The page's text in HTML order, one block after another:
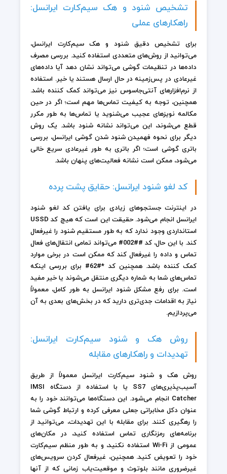
تشخیص شنود و هک سیم‌کارت ایرانسل:
راهکارهای عملی
برای تشخیص دقیق شنود و هک سیم‌کارت ایرانسل،
می‌توانید از روش‌های متعددی استفاده کنید. بررسی مصرف
داده‌ها در تنظیمات گوشی می‌تواند نشان دهد آیا داده‌های
غیرعادی در پس‌زمینه در حال ارسال هستند یا خیر. استفاده
از نرم‌افزارهای آنتی‌جاسوس نیز می‌تواند کمک کننده باشد.
همچنین، توجه به کیفیت تماس‌ها مهم است؛ اگر در حین
مکالمه نویزهای عجیب می‌شنوید یا تماس‌ها به طور مکرر
قطع می‌شوند، این می‌تواند نشانه شنود باشد. یک روش
دیگر برای نحوه فهمیدن شنود شدن گوشی ایرانسل، بررسی
باتری گوشی است؛ اگر باتری به طور غیرعادی سریع خالی
می‌شود، ممکن است نشانه فعالیت‌های پنهان باشد.
کد لغو شنود ایرانسل: حقایق پشت پرده
در اینترنت جستجوهای زیادی برای یافتن کد لغو شنود
ایرانسل انجام می‌شود. حقیقت این است که هیچ کد USSD
استانداردی وجود ندارد که به طور مستقیم شنود را غیرفعال
کند. با این حال، کد ##002# می‌تواند تمامی انتقال‌های فعال
تماس و داده را غیرفعال کند که ممکن است در برخی موارد
کمک کننده باشد. همچنین کد *#62# برای بررسی اینکه
تماس‌های شما به شماره دیگری منتقل می‌شوند یا خیر مفید
است. برای رفع مشکل شنود ایرانسل به طور کامل، معمولاً
نیاز به اقدامات جدی‌تری دارید که در بخش‌های بعدی به آن
می‌پردازیم.
روش هک و شنود سیم‌کارت ایرانسل:
تهدیدات و راهکارهای مقابله
روش هک و شنود سیم‌کارت ایرانسل معمولاً از طریق
آسیب‌پذیری‌های SS7 یا با استفاده از دستگاه IMSI
Catcher انجام می‌شود. این دستگاه‌ها می‌توانند خود را به
عنوان دکل مخابراتی جعلی معرفی کرده و ارتباط گوشی شما
را رهگیری کنند. برای مقابله با این تهدیدات، می‌توانید از
برنامه‌های رمزنگاری تماس استفاده کنید، در مکان‌های
عمومی از Wi-Fi استفاده نکنید، و به طور منظم سیم‌کارت
خود را تعویض کنید. همچنین، غیرفعال کردن سرویس‌های
غیرضروری مانند بلوتوث و موقعیت‌یاب زمانی که از آنها